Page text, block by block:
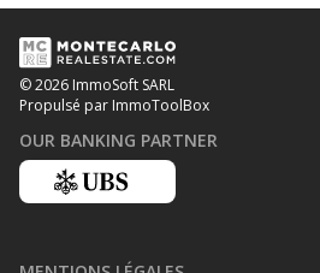
© 2026 ImmoSoft SARL
Propulsé par ImmoToolBox
OUR BANKING PARTNER